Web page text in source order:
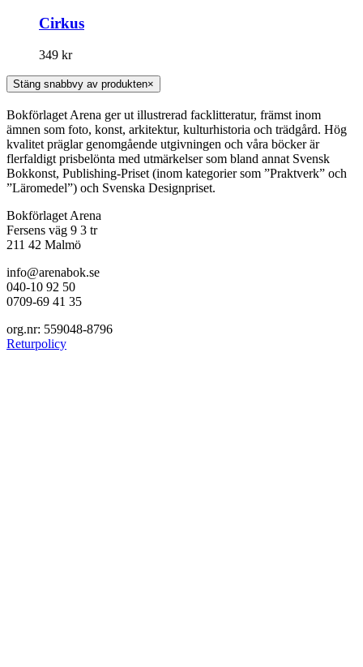
Cirkus
349 kr
Stäng snabbvy av produkten×
Bokförlaget Arena ger ut illustrerad facklitteratur, främst inom
ämnen som foto, konst, arkitektur, kulturhistoria och trädgård. Hög
kvalitet präglar genomgående utgivningen och våra böcker är
flerfaldigt prisbelönta med utmärkelser som bland annat Svensk
Bokkonst, Publishing-Priset (inom kategorier som ”Praktverk” och
”Läromedel”) och Svenska Designpriset.
Bokförlaget Arena
Fersens väg 9 3 tr
211 42 Malmö
info@arenabok.se
040-10 92 50
0709-69 41 35
org.nr: 559048-8796
Returpolicy